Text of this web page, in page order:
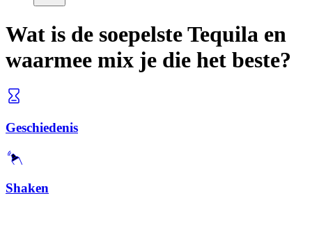
Wat is de soepelste Tequila en
waarmee mix je die het beste?
Geschiedenis
Shaken